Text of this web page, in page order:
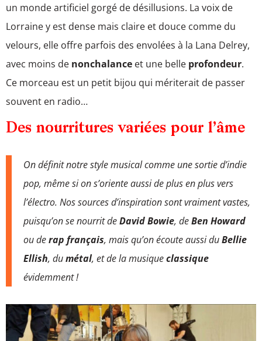
un monde artificiel gorgé de désillusions. La voix de
Lorraine y est dense mais claire et douce comme du
velours, elle offre parfois des envolées à la Lana Delrey,
avec moins de nonchalance et une belle profondeur.
Ce morceau est un petit bijou qui mériterait de passer
souvent en radio…
Des nourritures variées pour l’âme
On définit notre style musical comme une sortie d’indie
pop, même si on s’oriente aussi de plus en plus vers
l’électro. Nos sources d’inspiration sont vraiment vastes,
puisqu’on se nourrit deDavid Bowie, deBen Howard
ou derap français, mais qu’on écoute aussi duBellie
Ellish, dumétal, et de la musiqueclassique
évidemment !